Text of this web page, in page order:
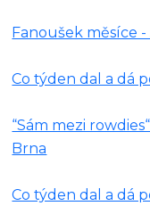
Fanoušek měsíce -
Co týden dal a dá
“Sám mezi
Brna
Co týden dal a dá